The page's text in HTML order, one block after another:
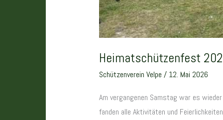
Heimatschützenfest
Schützenverein Velpe / 12. Mai 2026
Am vergangenen Samstag war es
fanden alle Aktivitäten und